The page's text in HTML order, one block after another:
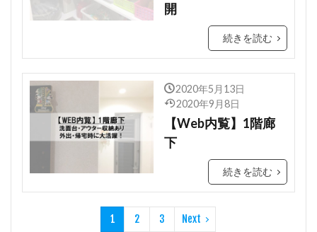
開
続きを読む
2020年5月13日
2020年9月8日
【Web内覧】1階廊
下
続きを読む
1 2 3 Next